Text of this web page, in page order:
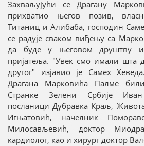
Захваљујући се Драгану
прихватио његов позив,
Титаниц и Алибаба, господин
се радује сваком виђењу са
да буде у његовом друштву
пријатеља. "Увек смо имали шта
другог" изјавио је Самех
Драгана Марковића Палме
Странке Зелени Србије
посланици Дубравка Краљ,
Игњатовић, начелник
Милосављевић, доктор
кардиолог, као и хирург доктор